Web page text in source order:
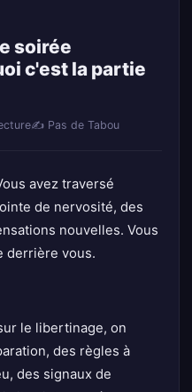
soirée
c'est la partie
✍️ Pas de Tabou
avez traversé
de nervosité, des
nouvelles. Vous
derrière vous.
le libertinage, on
des règles à
des signaux de